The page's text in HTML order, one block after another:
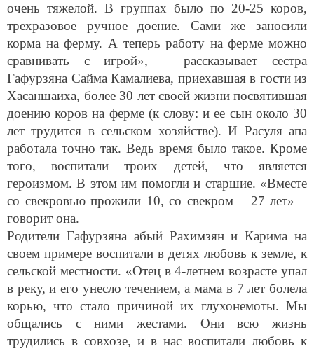
очень тяжелой. В группах было по 20-25 коров,
трехразовое ручное доение. Сами же заносили
корма на ферму. А теперь работу на ферме можно
сравнивать с игрой», – рассказывает сестра
Гафурзяна Сайма Камалиева, приехавшая в гости из
Хасаншаиха, более 30 лет своей жизни посвятившая
доению коров на ферме (к слову: и ее сын около 30
лет трудится в сельском хозяйстве). И Расуля апа
работала точно так. Ведь время было такое. Кроме
того, воспитали троих детей, что является
героизмом. В этом им помогли и старшие. «Вместе
со свекровью прожили 10, со свекром – 27 лет» –
говорит она.
Родители Гафурзяна абый Рахимзян и Карима на
своем примере воспитали в детях любовь к земле, к
сельской местности. «Отец в 4-летнем возрасте упал
в реку, и его унесло течением, а мама в 7 лет болела
корью, что стало причиной их глухонемоты. Мы
общались с ними жестами. Они всю жизнь
трудились в совхозе, и в нас воспитали любовь к